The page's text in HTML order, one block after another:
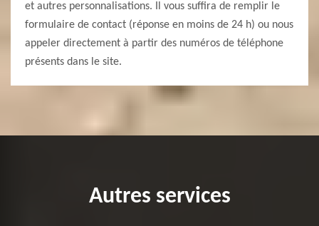
et autres personnalisations. Il vous suffira de remplir le
formulaire de contact (réponse en moins de 24 h) ou nous
appeler directement à partir des numéros de téléphone
présents dans le site.
Autres services